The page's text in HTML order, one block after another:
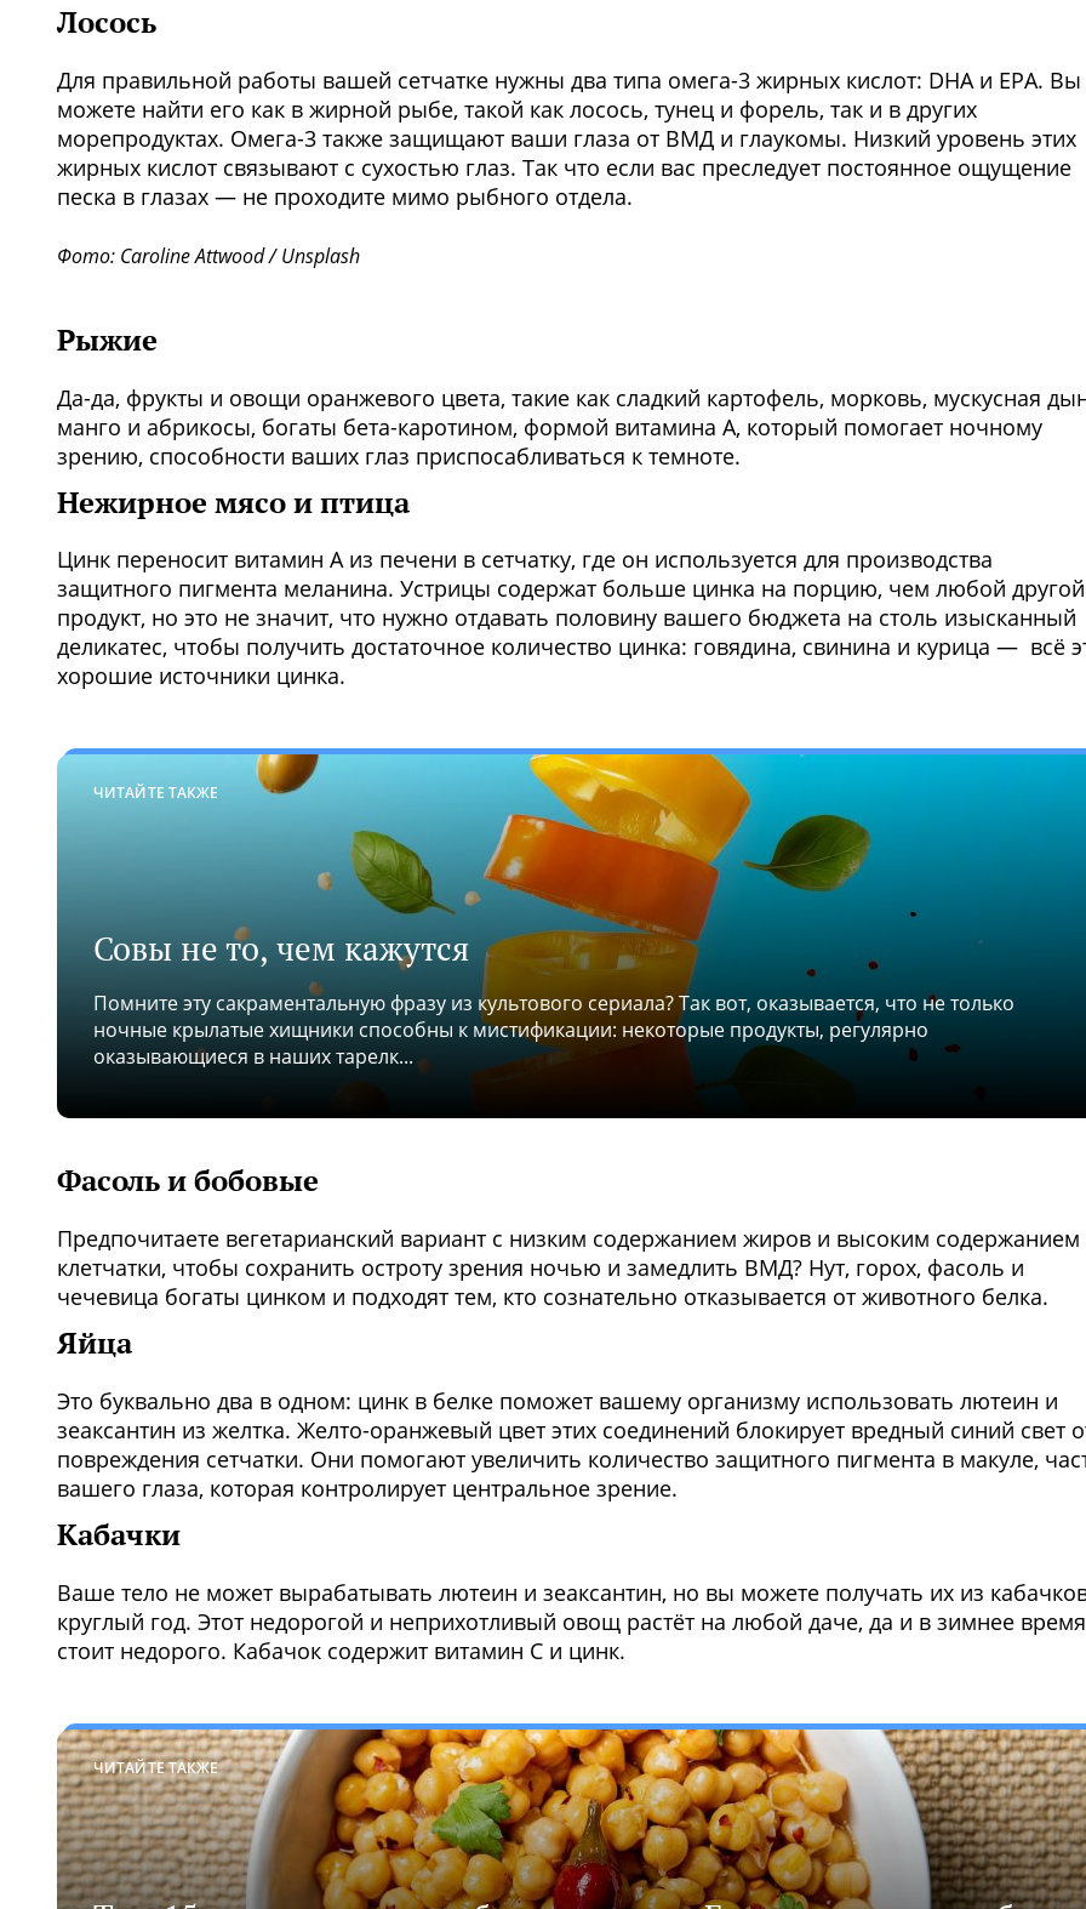
Лосось
Для правильной работы вашей сетчатке нужны два типа омега-3 жирных кислот: DHA и EPA. Вы
можете найти его как в жирной рыбе, такой как лосось, тунец и форель, так и в других
морепродуктах. Омега-3 также защищают ваши глаза от ВМД и глаукомы. Низкий уровень этих
жирных кислот связывают с сухостью глаз. Так что если вас преследует постоянное ощущение
песка в глазах — не проходите мимо рыбного отдела.
Фото: Caroline Attwood / Unsplash
Рыжие
Да-да, фрукты и овощи оранжевого цвета, такие как сладкий картофель, морковь, мускусная
манго и абрикосы, богаты бета-каротином, формой витамина А, который помогает ночному
зрению, способности ваших глаз приспосабливаться к темноте.
Нежирное мясо и птица
Цинк переносит витамин А из печени в сетчатку, где он используется для производства
защитного пигмента меланина. Устрицы содержат больше цинка на порцию, чем любой другой
продукт, но это не значит, что нужно отдавать половину вашего бюджета на столь изысканный
деликатес, чтобы получить достаточное количество цинка: говядина, свинина и курица — всё
хорошие источники цинка.
Совы не то, чем кажутся
Помните эту сакраментальную фразу из культового сериала? Так вот, оказывается, что не только
ночные крылатые хищники способны к мистификации: некоторые продукты, регулярно
оказывающиеся в наших тарелк...
ЧИТАЙТЕ ТАКЖЕ
Фасоль и бобовые
Предпочитаете вегетарианский вариант с низким содержанием жиров и высоким содержанием
клетчатки, чтобы сохранить остроту зрения ночью и замедлить ВМД? Нут, горох, фасоль и
чечевица богаты цинком и подходят тем, кто сознательно отказывается от животного белка.
Яйца
Это буквально два в одном: цинк в белке поможет вашему организму использовать лютеин и
зеаксантин из желтка. Желто-оранжевый цвет этих соединений блокирует вредный синий свет
повреждения сетчатки. Они помогают увеличить количество защитного пигмента в макуле,
вашего глаза, которая контролирует центральное зрение.
Кабачки
Ваше тело не может вырабатывать лютеин и зеаксантин, но вы можете получать их из
круглый год. Этот недорогой и неприхотливый овощ растёт на любой даче, да и в зимнее время
стоит недорого. Кабачок содержит витамин С и цинк.
ЧИТАЙТЕ ТАКЖЕ